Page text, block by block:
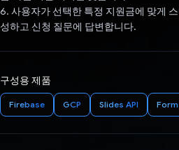
6. 사용자가 선택한 특정 지원금에 맞게
성하고 신청 질문에 답변합니다.
구성용 제품
Firebase GCP Slides API